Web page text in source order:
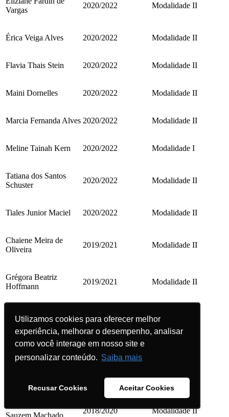
Utilizamos cookies para oferecer melhor
experiência, melhorar o desempenho, analisar
como você interage em nosso site e
personalizar conteúdo. Saiba mais
Recusar Cookies Aceitar Cookies
Utilizamos cookies para oferecer melhor
experiência, melhorar o desempenho, analisar
como você interage em nosso site e
personalizar conteúdo. Saiba mais
Recusar Cookies Aceitar Cookies
Vargas
2020/2022 Modalidade II
Érica Veiga Alves 2020/2022 Modalidade II
Flavia Thais Stein 2020/2022 Modalidade II
Maini Dornelles 2020/2022 Modalidade II
Marcia Fernanda Alves 2020/2022 Modalidade II
Meline Tainah Kern 2020/2022 Modalidade I
Tatiana dos Santos
Schuster
2020/2022 Modalidade II
Tiales Junior Maciel 2020/2022 Modalidade II
Chaiene Meira de
Oliveira
2019/2021 Modalidade II
Grégora Beatriz
Hoffmann
2019/2021 Modalidade II
Higor Neves de Freitas 2019/2021
Maria Victória
2019/2021
2019/2021 Modalidade II
Sauzem Machado
2018/2020 Modalidade II